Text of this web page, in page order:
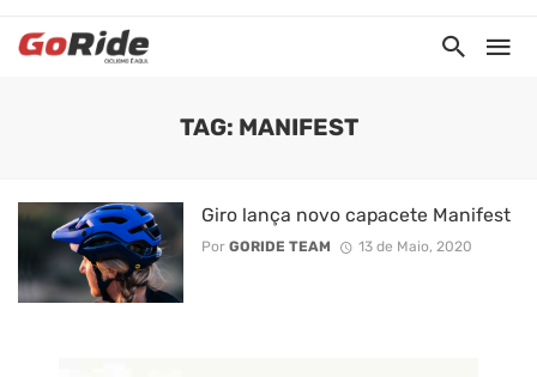
TAG: MANIFEST
Giro lança novo capacete Manifest
Por GORIDE TEAM 13 de Maio, 2020